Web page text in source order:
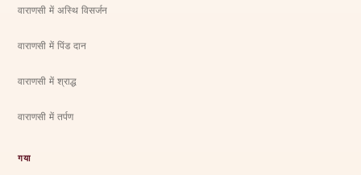
वाराणसी में अस्थि विसर्जन
वाराणसी में पिंड दान
वाराणसी में श्राद्ध
वाराणसी में तर्पण
गया